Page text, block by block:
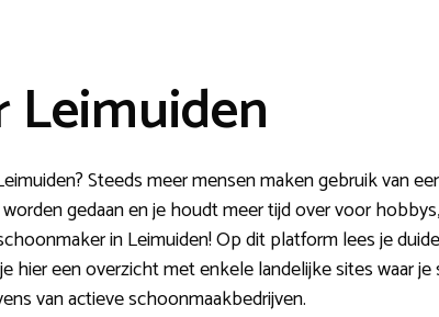
Leimuiden
Steeds meer mensen maken gebruik van
gedaan en je houdt meer tijd over voor
in Leimuiden! Op dit platform lees je
hier een overzicht met enkele landelijke sites waar
van actieve schoonmaakbedrijven.